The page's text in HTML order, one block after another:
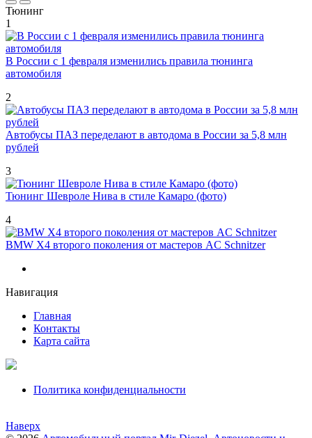
Тюнинг
1
В России с 1 февраля изменились правила тюнинга
автомобиля
2
Автобусы ПАЗ переделают в автодома в России за 5,8 млн
рублей
3
Тюнинг Шевроле Нива в стиле Камаро (фото)
4
BMW X4 второго поколения от мастеров AC Schnitzer
Навигация
Главная
Контакты
Карта сайта
Политика конфиденциальности
Наверх